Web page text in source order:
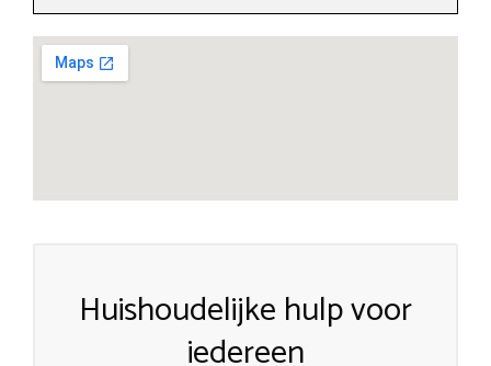
Huishoudelijke hulp voor
iedereen